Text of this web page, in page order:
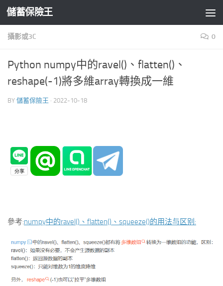
Skip to content
儲蓄保險王
攝影或3C 0
Python numpy中的ravel()、flatten()、
reshape(-1)將多維array轉換成一維
BY 儲蓄保險王 · 2022-10-18
參考:numpy中的ravel()、flatten()、squeeze()的用法与区别: